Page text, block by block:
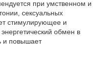
при умственном и
сексуальных
стимулирующее и
обмен в
и повышает